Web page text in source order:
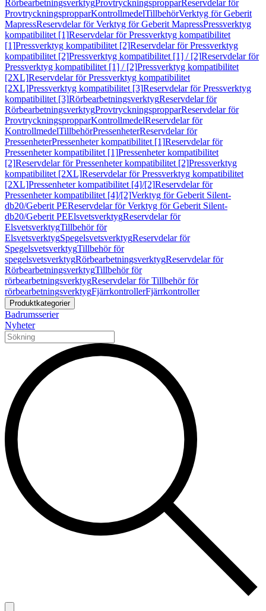
RörbearbetningsverktygProvtryckningspropparReservdelar för
ProvtryckningspropparKontrollmedelTillbehörVerktyg för Geberit
MapressReservdelar för Verktyg för Geberit MapressPressverktyg
kompatibilitet [1]Reservdelar för Pressverktyg kompatibilitet
[1]Pressverktyg kompatibilitet [2]Reservdelar för Pressverktyg
kompatibilitet [2]Pressverktyg kompatibilitet [1] / [2]Reservdelar för
Pressverktyg kompatibilitet [1] / [2]Pressverktyg kompatibilitet
[2XL]Reservdelar för Pressverktyg kompatibilitet
[2XL]Pressverktyg kompatibilitet [3]Reservdelar för Pressverktyg
kompatibilitet [3]RörbearbetningsverktygReservdelar för
RörbearbetningsverktygProvtryckningspropparReservdelar för
ProvtryckningspropparKontrollmedelReservdelar för
KontrollmedelTillbehörPressenheterReservdelar för
PressenheterPressenheter kompatibilitet [1]Reservdelar för
Pressenheter kompatibilitet [1]Pressenheter kompatibilitet
[2]Reservdelar för Pressenheter kompatibilitet [2]Pressverktyg
kompatibilitet [2XL]Reservdelar för Pressverktyg kompatibilitet
[2XL]Pressenheter kompatibilitet [4]/[2]Reservdelar för
Pressenheter kompatibilitet [4]/[2]Verktyg för Geberit Silent-
db20/Geberit PEReservdelar för Verktyg för Geberit Silent-
db20/Geberit PEElsvetsverktygReservdelar för
ElsvetsverktygTillbehör för
ElsvetsverktygSpegelsvetsverktygReservdelar för
SpegelsvetsverktygTillbehör för
spegelsvetsverktygRörbearbetningsverktygReservdelar för
RörbearbetningsverktygTillbehör för
rörbearbetningsverktygReservdelar för Tillbehör för
rörbearbetningsverktygFjärrkontrollerFjärrkontroller
Produktkategorier
Badrumsserier
Nyheter